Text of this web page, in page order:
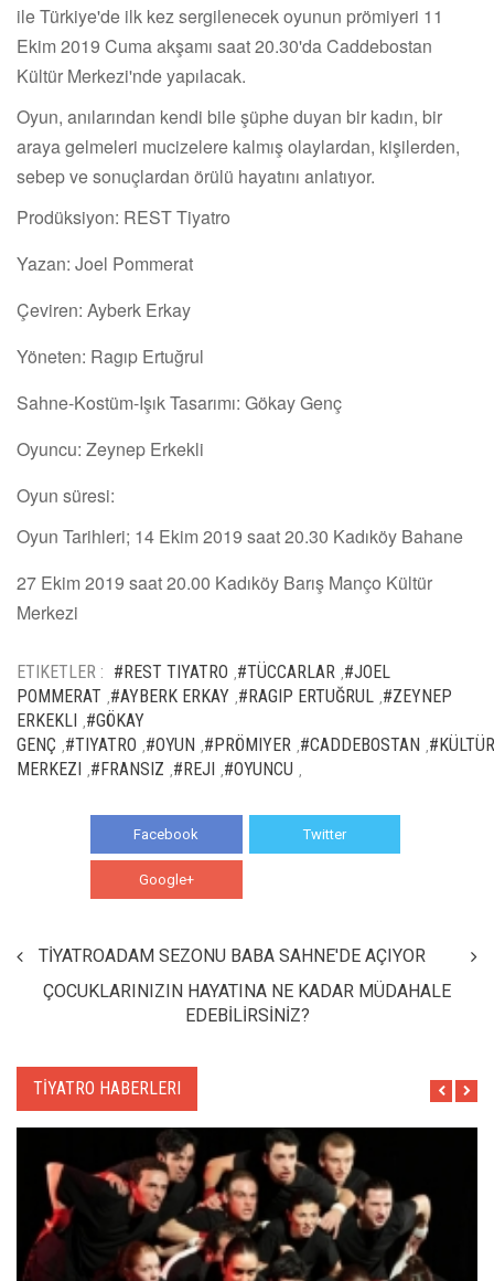
ile Türkiye'de ilk kez sergilenecek oyunun prömiyeri 11
Ekim 2019 Cuma akşamı saat 20.30'da Caddebostan
Kültür Merkezi'nde yapılacak.
Oyun, anılarından kendi bile şüphe duyan bir kadın, bir
araya gelmeleri mucizelere kalmış olaylardan, kişilerden,
sebep ve sonuçlardan örülü hayatını anlatıyor.
Prodüksiyon: REST Tiyatro
Yazan: Joel Pommerat
Çeviren: Ayberk Erkay
Yöneten: Ragıp Ertuğrul
Sahne-Kostüm-Işık Tasarımı: Gökay Genç
Oyuncu: Zeynep Erkekli
Oyun süresi:
Oyun Tarihleri; 14 Ekim 2019 saat 20.30 Kadıköy Bahane
27 Ekim 2019 saat 20.00 Kadıköy Barış Manço Kültür
Merkezi
ETIKETLER : #REST TIYATRO #TÜCCARLAR #JOEL
POMMERAT #AYBERK ERKAY #RAGIP ERTUĞRUL #ZEYNEP
ERKEKLI #GÖKAY
GENÇ #TIYATRO #OYUN #PRÖMIYER #CADDEBOSTAN #KÜLTÜR
MERKEZI #FRANSIZ #REJI #OYUNCU
Facebook Twitter
Google+
TİYATROADAM SEZONU BABA SAHNE'DE AÇIYOR
ÇOCUKLARINIZIN HAYATINA NE KADAR MÜDAHALE
EDEBİLİRSİNİZ?
TİYATRO HABERLERI